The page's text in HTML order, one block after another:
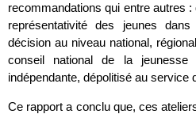
recommandations qui entre autres
représentativité des jeunes
décision au niveau national,
conseil national de la
indépendante, dépolitisé au service
Ce rapport a conclu que, ces